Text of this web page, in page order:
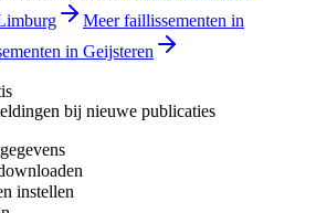
Meer faillissementen in
in Geijsteren
bij nieuwe publicaties
instellen